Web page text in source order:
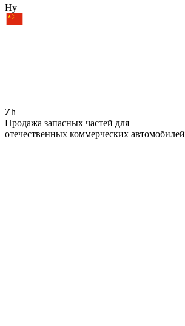
Hy
Zh
Продажа запасных частей для
отечественных коммерческих автомобилей